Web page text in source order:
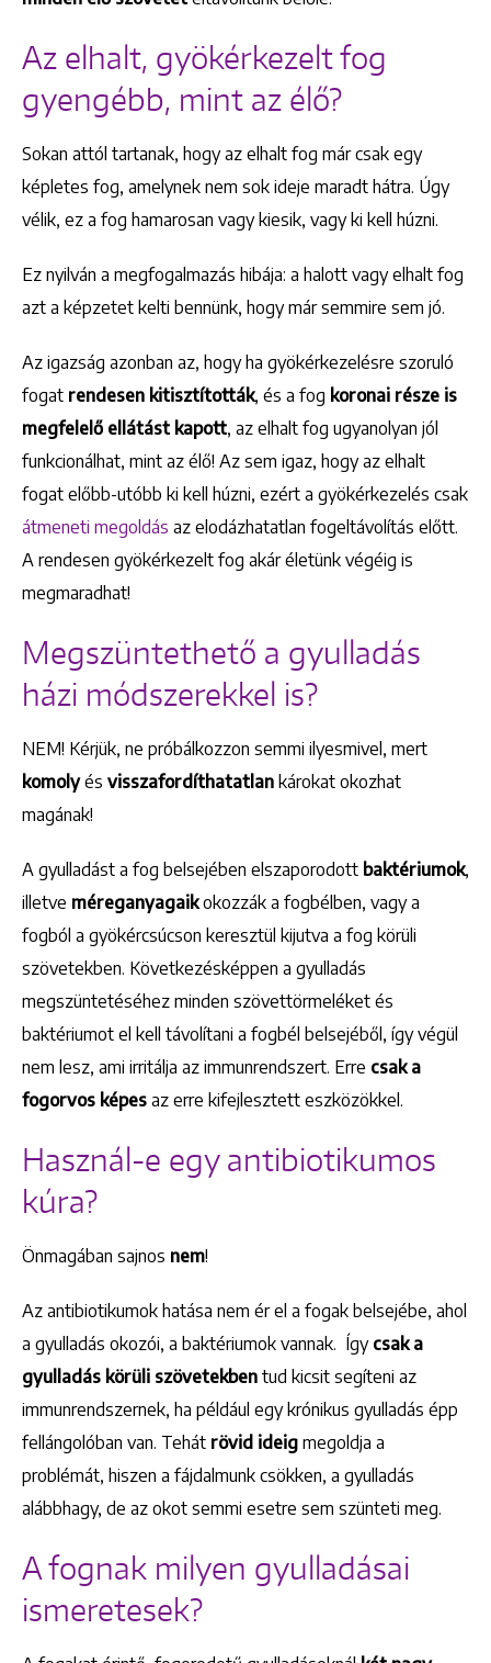
+36 1 222 9150
1148 Budapest, Örs vezér tere 2.
Keresés
Az elhalt, gyökérkezelt fog
gyengébb, mint az élő?
Sokan attól tartanak, hogy az elhalt fog már csak egy
képletes fog, amelynek nem sok ideje maradt hátra. Úgy
vélik, ez a fog hamarosan vagy kiesik, vagy ki kell húzni.
Ez nyilván a megfogalmazás hibája: a halott vagy elhalt fog
azt a képzetet kelti bennünk, hogy már semmire sem jó.
Az igazság azonban az, hogy ha gyökérkezelésre szoruló
fogat rendesen kitisztították, és a fog koronai része is
megfelelő ellátást kapott, az elhalt fog ugyanolyan jól
funkcionálhat, mint az élő! Az sem igaz, hogy az elhalt
fogat előbb-utóbb ki kell húzni, ezért a gyökérkezelés csak
átmeneti megoldás az elodázhatatlan fogeltávolítás előtt.
A rendesen gyökérkezelt fog akár életünk végéig is
megmaradhat!
Megszüntethető a gyulladás
házi módszerekkel is?
NEM! Kérjük, ne próbálkozzon semmi ilyesmivel, mert
komolyés visszafordíthatatlan károkat okozhat
magának!
A gyulladást a fog belsejében elszaporodott baktériumok,
illetve méreganyagaikokozzák a fogbélben, vagy a
fogból a gyökércsúcson keresztül kijutva a fog körüli
szövetekben. Következésképpen a gyulladás
megszüntetéséhez minden szövettörmeléket és
baktériumot el kell távolítani a fogbél belsejéből, így végül
nem lesz, ami irritálja az immunrendszert. Erre csak a
fogorvos képes az erre kifejlesztett eszközökkel.
Használ-e egy antibiotikumos
kúra?
Önmagában sajnos nem!
Az antibiotikumok hatása nem ér el a fogak belsejébe, ahol
a gyulladás okozói, a baktériumok vannak. Így csak a
gyulladás körüli szövetekben tud kicsit segíteni az
immunrendszernek, ha például egy krónikus gyulladás épp
fellángolóban van. Tehát rövid ideig megoldja a
problémát, hiszen a fájdalmunk csökken, a gyulladás
alábbhagy, de az okot semmi esetre sem szünteti meg.
A fognak milyen gyulladásai
ismeretesek?